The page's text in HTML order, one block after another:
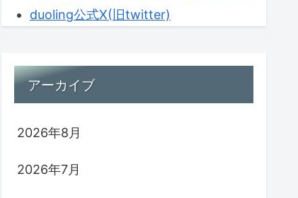
duoling公式X(旧twitter)
アーカイブ
2026年8月
2026年7月